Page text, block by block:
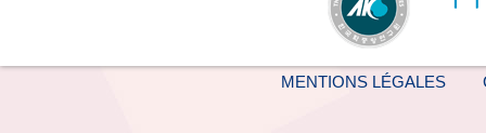
MENTIONS LÉGALES